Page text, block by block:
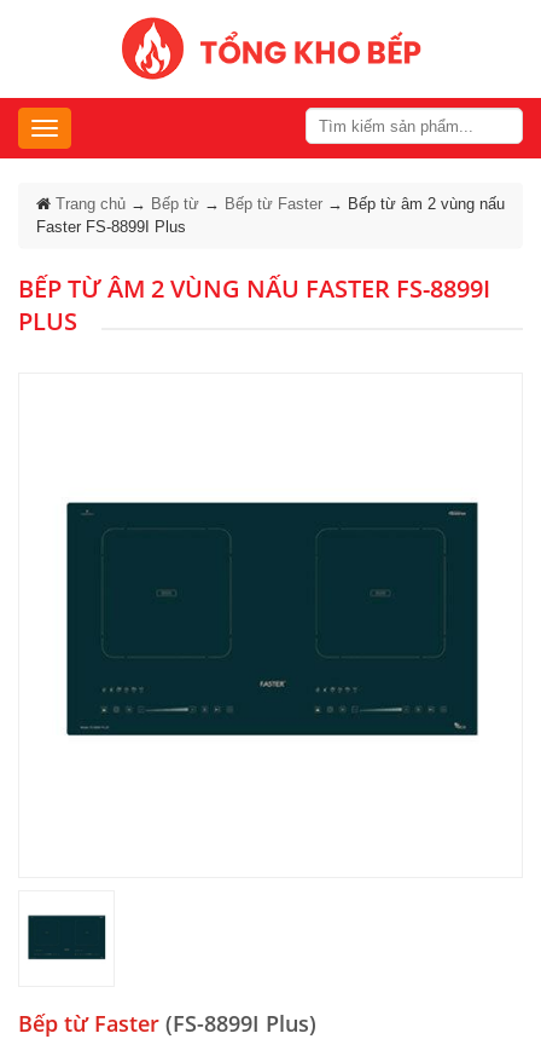
Toggle
navigation
Trang chủ → Bếp từ → Bếp từ Faster → Bếp từ âm 2 vùng nấu
Faster FS-8899I Plus
BẾP TỪ ÂM 2 VÙNG NẤU FASTER FS-8899I
PLUS
Bếp từ Faster (FS-8899I Plus)